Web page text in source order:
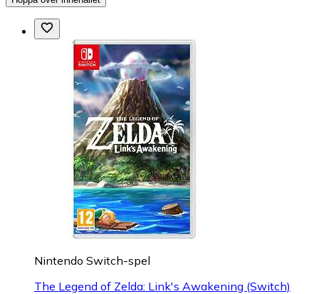
Nintendo Switch-spel
The Legend of Zelda: Link's Awakening (Switch)